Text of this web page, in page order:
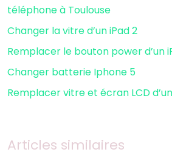
téléphone à Toulouse
Changer la vitre d’un iPad 2
Remplacer le bouton power d’un
Changer batterie Iphone 5
Remplacer vitre et écran LCD
Articles similaires